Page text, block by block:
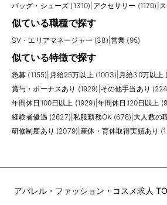
バッグ・シューズ (1310) アクセサリー (1170)
似ている職種で探す
SV・エリアマネージャー (38) 営業 (95)
似ている特徴で探す
急募 (1155) 月給25万以上 (1003) 月給30万以上
賞与・ボーナスあり (1929) その他手当あり
年間休日100日以上 (1929) 年間休日120日以上
経験者優遇 (2627) |私服勤務OK (678) |大人数の
研修制度あり (2079) 産休・育休取得実績あり
アパレル・ファッション・コスメ求人